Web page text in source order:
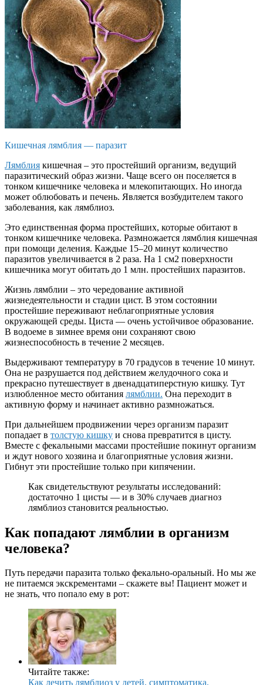
Кишечная лямблия — паразит
Лямблия кишечная – это простейший организм, ведущий
паразитический образ жизни. Чаще всего он поселяется в
тонком кишечнике человека и млекопитающих. Но иногда
может облюбовать и печень. Является возбудителем такого
заболевания, как лямблиоз.
Это единственная форма простейших, которые обитают в
тонком кишечнике человека. Размножается лямблия кишечная
при помощи деления. Каждые 15–20 минут количество
паразитов увеличивается в 2 раза. На 1 см2 поверхности
кишечника могут обитать до 1 млн. простейших паразитов.
Жизнь лямблии – это чередование активной
жизнедеятельности и стадии цист. В этом состоянии
простейшие переживают неблагоприятные условия
окружающей среды. Циста — очень устойчивое образование.
В водоеме в зимнее время они сохраняют свою
жизнеспособность в течение 2 месяцев.
Выдерживают температуру в 70 градусов в течение 10 минут.
Она не разрушается под действием желудочного сока и
прекрасно путешествует в двенадцатиперстную кишку. Тут
излюбленное место обитания лямблии. Она переходит в
активную форму и начинает активно размножаться.
При дальнейшем продвижении через организм паразит
попадает в толстую кишку и снова превратится в цисту.
Вместе с фекальными массами простейшие покинут организм
и ждут нового хозяина и благоприятные условия жизни.
Гибнут эти простейшие только при кипячении.
Как свидетельствуют результаты исследований:
достаточно 1 цисты — и в 30% случаев диагноз
лямблиоз становится реальностью.
Как попадают лямблии в организм
человека?
Путь передачи паразита только фекально-оральный. Но мы же
не питаемся экскрементами – скажете вы! Пациент может и
не знать, что попало ему в рот:
Читайте также:
Как лечить лямблиоз у детей, симптоматика,